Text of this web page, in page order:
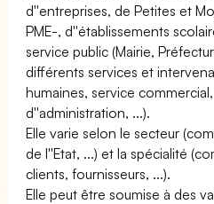
d''entreprises, de Petites et
PME-, d''établissements
service public (Mairie,
différents services et
humaines, service
d''administration, ...).
Elle varie selon le secteur
de l''Etat, ...) et la spécialité
clients, fournisseurs, ...).
Elle peut être soumise à des